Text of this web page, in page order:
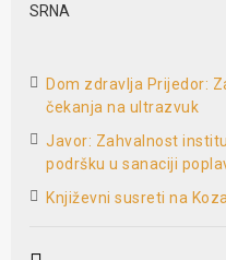
SRNA
Dom zdravlja Prijedor:
čekanja na ultrazvuk
Javor: Zahvalnost
podršku u sanaciji
Književni susreti na